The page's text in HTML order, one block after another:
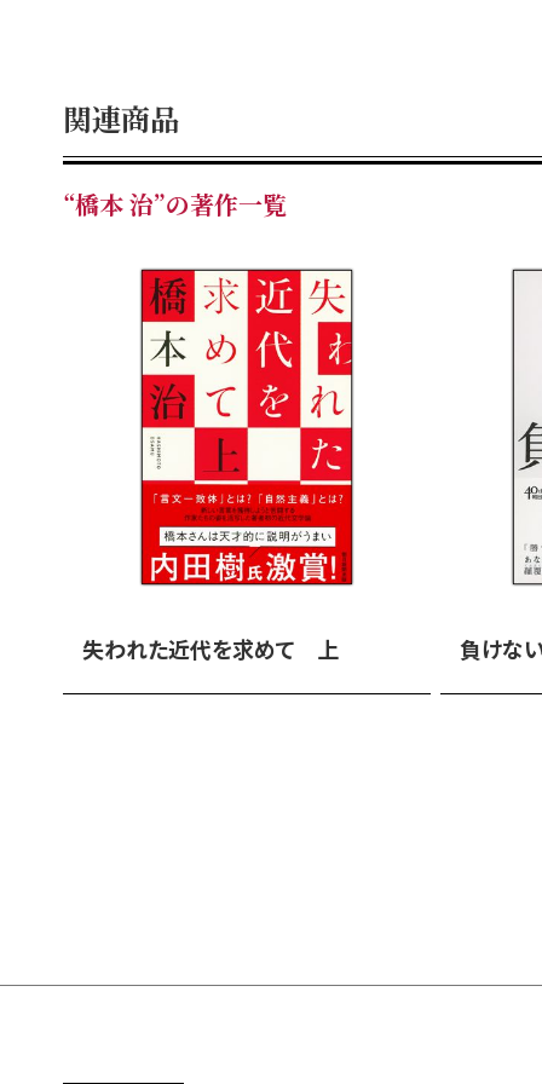
関連商品
“橋本 治”の著作一覧
失われた近代を求めて 上 負けな